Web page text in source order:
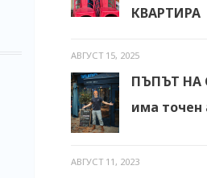
КВАРТИРА
АВГУСТ 15, 2025
ПЪПЪТ НА
има точен
АВГУСТ 11, 2023